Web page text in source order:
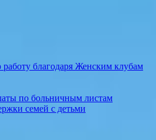
благодаря Женским клубам
по больничным листам
семей с детьми